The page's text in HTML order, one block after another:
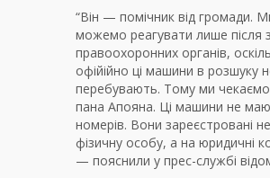
“Він — помічник від громади.
можемо реагувати лише після
правоохоронних органів,
офійійно ці машини в розшуку
перебувають. Тому ми
пана Апояна. Ці машини не
номерів. Вони зареєстровані
фізичну особу, а на юридичні
— пояснили у прес-службі